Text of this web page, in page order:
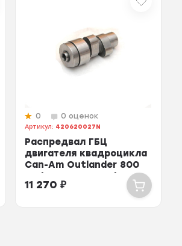
0 0 оценок
Артикул: 420620027N
Распредвал ГБЦ
двигателя квадроцикла
Can-Am Outlander 800
G1 / 420620027N / 4...
11 270 ₽